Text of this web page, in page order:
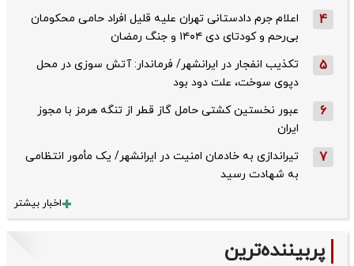
4
اعلام جرم دادستانی تهران علیه قلیل افراد حامی محکومان
بی‌رحم و کودتای دی‌ ۱۴۰۴ و جنگ رمضان
5
تکذیب ‌انفجار در ایرانشهر/ فرماندار: آتش سوزی در محل
دپوی سوخت، علت دود بود
6
عبور نخستین کشتی حامل گاز قطر از تنگه هرمز با مجوز
ایران
7
تیراندازی به خادمان امنیت در ایرانشهر/ یک مأمور انتظامی
به شهادت رسید
اخبار بیشتر
پربیننده‌ترین